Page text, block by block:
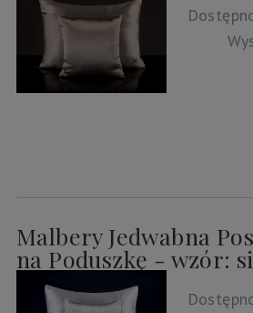
Malbery Jedwabna
na Poduszkę - wzór: